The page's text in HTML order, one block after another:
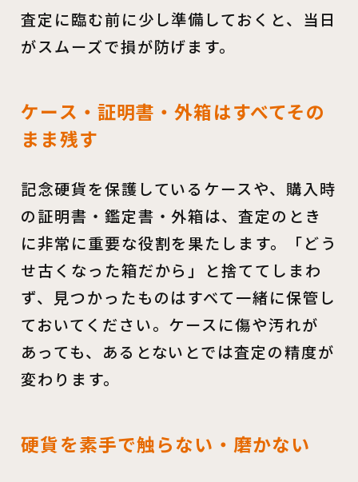
査定に臨む前に少し準備しておくと、当日
がスムーズで損が防げます。
ケース・証明書・外箱はすべてその
まま残す
記念硬貨を保護しているケースや、購入時
の証明書・鑑定書・外箱は、査定のとき
に非常に重要な役割を果たします。「どう
せ古くなった箱だから」と捨ててしまわ
ず、見つかったものはすべて一緒に保管し
ておいてください。ケースに傷や汚れが
あっても、あるとないとでは査定の精度が
変わります。
硬貨を素手で触らない・磨かない